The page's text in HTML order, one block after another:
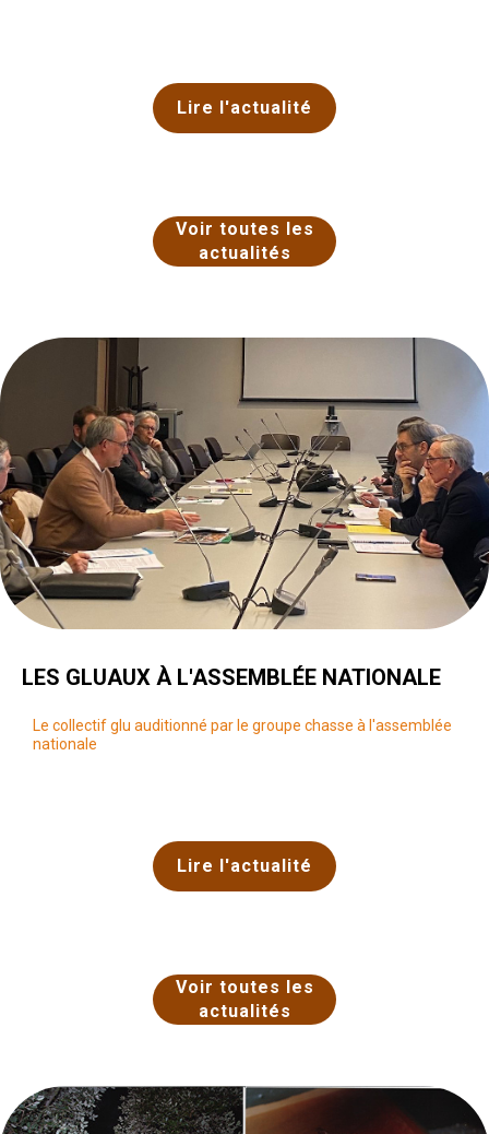
Lire l'actualité
Voir toutes les
actualités
LES GLUAUX À L'ASSEMBLÉE NATIONALE
Le collectif glu auditionné par le groupe chasse à l'assemblée
nationale
Lire l'actualité
Voir toutes les
actualités